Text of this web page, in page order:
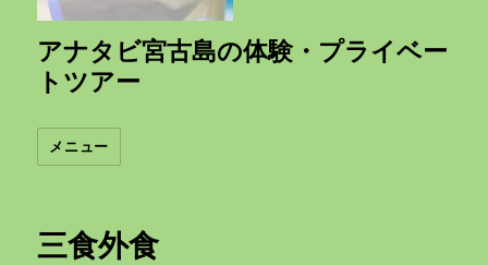
アナタビ宮古島の体験・プライベー
トツアー
メニュー
三食外食